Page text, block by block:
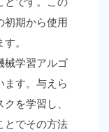
初期から使用
。
械学習アルゴ
ます。与えら
を学習し、
とでその方法